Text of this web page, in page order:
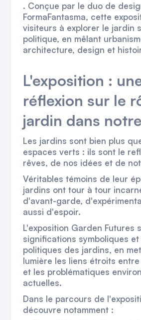
. Conçue par le duo de
FormaFantasma, cette
visiteurs à explorer le jardin
politique, en mêlant
architecture, design et
L'exposition :
réflexion sur le
jardin dans
Les jardins sont bien plus
espaces verts : ils sont le
rêves, de nos idées et de
Véritables témoins de leur
jardins ont tour à tour
d'avant-garde,
aussi d'espoir.
L'exposition Garden Futures
significations symboliques
politiques des jardins, en
lumière les liens étroits
et les problématiques
actuelles.
Dans le parcours de
découvre notamment :